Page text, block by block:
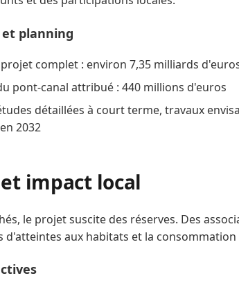
planning
complet : environ 7,35 milliards
pont‑canal attribué : 440 millions d'euros
détaillées à court terme, travaux
2032
impact local
le projet suscite des réserves. Des
d'atteintes aux habitats et la